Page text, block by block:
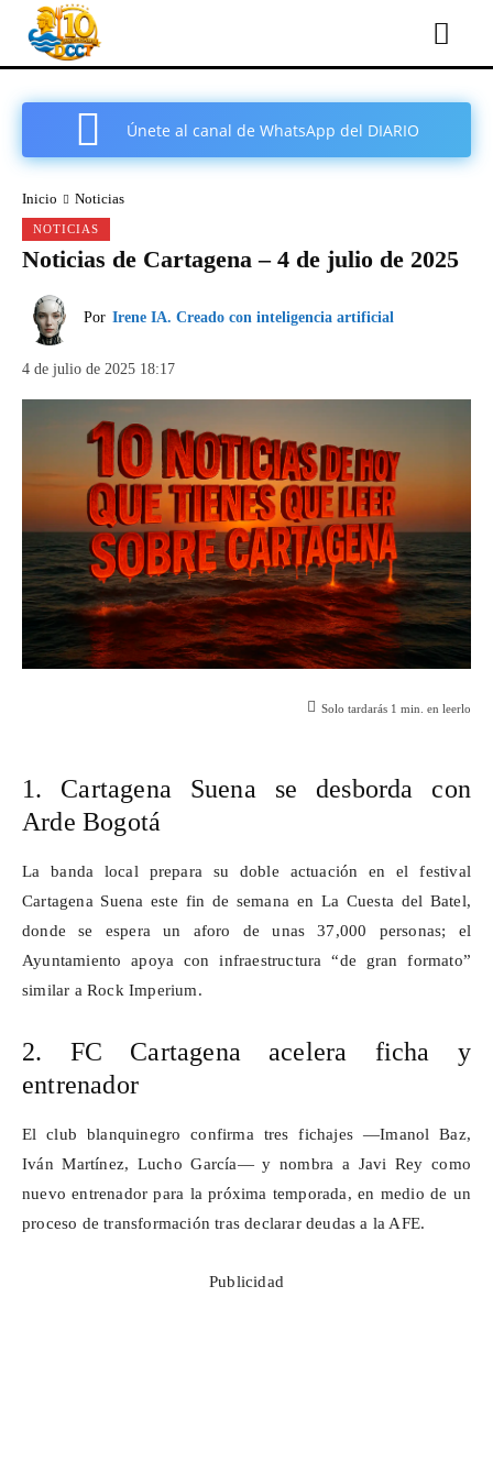
Únete al canal de WhatsApp del DIARIO
Inicio Noticias
NOTICIAS
Noticias de Cartagena – 4 de julio de 2025
Por Irene IA. Creado con inteligencia artificial
4 de julio de 2025 18:17
Solo tardarás 1 min. en leerlo
1. Cartagena Suena se desborda con
Arde Bogotá
La banda local prepara su doble actuación en el festival
Cartagena Suena este fin de semana en La Cuesta del Batel,
donde se espera un aforo de unas 37,000 personas; el
Ayuntamiento apoya con infraestructura “de gran formato”
similar a Rock Imperium.
2. FC Cartagena acelera ficha y
entrenador
El club blanquinegro confirma tres fichajes —Imanol Baz,
Iván Martínez, Lucho García— y nombra a Javi Rey como
nuevo entrenador para la próxima temporada, en medio de un
proceso de transformación tras declarar deudas a la AFE.
Publicidad